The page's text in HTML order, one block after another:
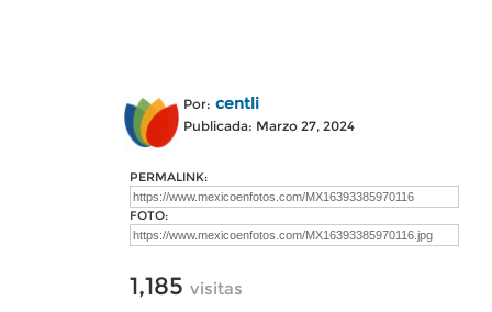
Por: centli
Publicada: Marzo 27, 2024
PERMALINK:
FOTO:
1,185 visitas